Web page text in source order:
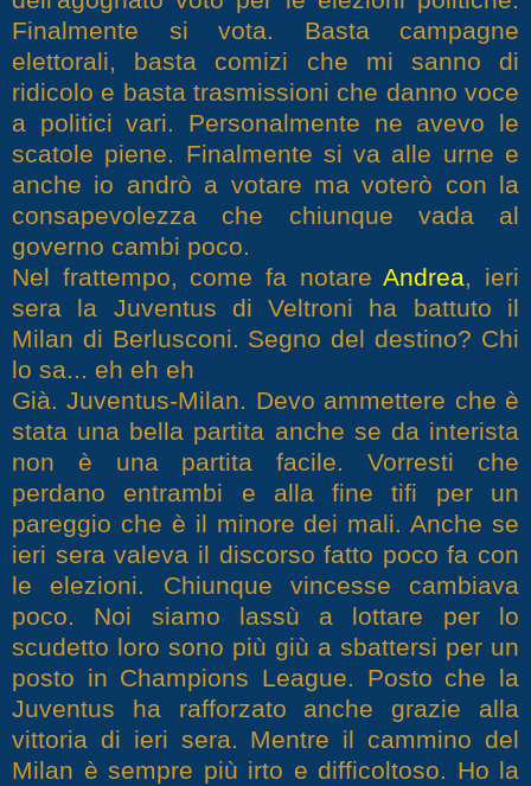
Finalmente si vota. Basta campagne
elettorali, basta comizi che mi sanno di
ridicolo e basta trasmissioni che danno voce
a politici vari. Personalmente ne avevo le
scatole piene. Finalmente si va alle urne e
anche io andrò a votare ma voterò con la
consapevolezza che chiunque vada al
governo cambi poco.
Nel frattempo, come fa notareAndrea, ieri
sera la Juventus di Veltroni ha battuto il
Milan di Berlusconi. Segno del destino? Chi
lo sa... eh eh eh
Già. Juventus-Milan. Devo ammettere che è
stata una bella partita anche se da interista
non è una partita facile. Vorresti che
perdano entrambi e alla fine tifi per un
pareggio che è il minore dei mali. Anche se
ieri sera valeva il discorso fatto poco fa con
le elezioni. Chiunque vincesse cambiava
poco. Noi siamo lassù a lottare per lo
scudetto loro sono più giù a sbattersi per un
posto in Champions League. Posto che la
Juventus ha rafforzato anche grazie alla
vittoria di ieri sera. Mentre il cammino del
Milan è sempre più irto e difficoltoso. Ho la